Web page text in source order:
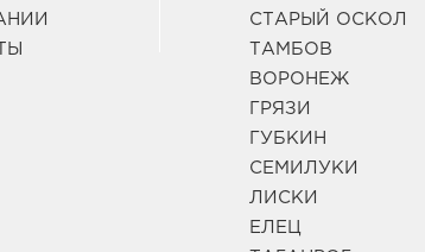
г
СТАРЫЙ ОСКОЛ
ТАМБОВ
ВОРОНЕЖ
ГРЯЗИ
ГУБКИН
СЕМИЛУКИ
ЛИСКИ
ЕЛЕЦ